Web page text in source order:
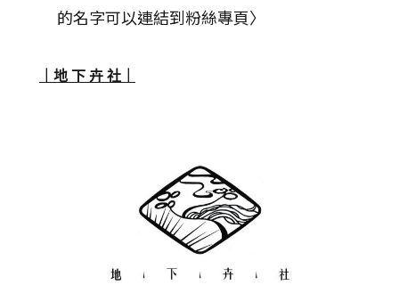
的名字可以連結到粉絲專頁〉
｜地 下 卉 社｜